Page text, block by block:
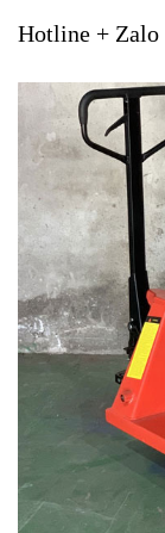
Hotline + Zalo